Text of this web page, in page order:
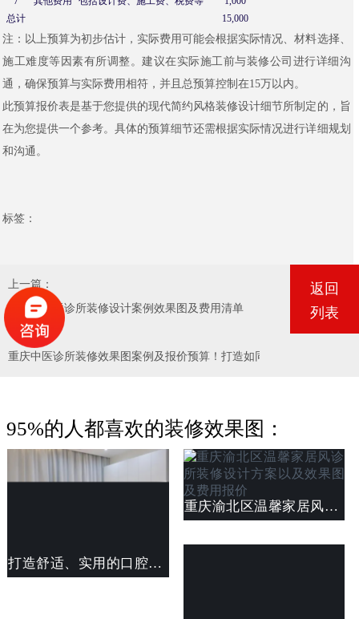
总计
15,000
注：以上预算为初步估计，实际费用可能会根据实际情况、材料选择、
施工难度等因素有所调整。建议在实际施工前与装修公司进行详细沟
通，确保预算与实际费用相符，并且总预算控制在15万以内。
此预算报价表是基于您提供的现代简约风格装修设计细节所制定的，旨
在为您提供一个参考。具体的预算细节还需根据实际情况进行详细规划
和沟通。
标签：
上一篇：
重庆天星桥诊所装修设计案例效果图及费用清单
下一篇：
重庆中医诊所装修效果图案例及报价预算！打造如同住宅般的舒适美型
返回
列表
95%的人都喜欢的装修效果图：
打造舒适、实用的口腔医院环境：装修指南与预算清单
重庆渝北区温馨家居风诊所装修设计方案以及效果图及费用报价